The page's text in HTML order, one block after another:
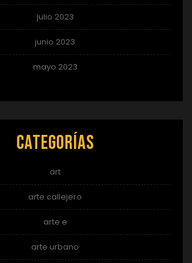
julio 2023
junio 2023
mayo 2023
Categorías
art
arte callejero
arte e
arte urbano